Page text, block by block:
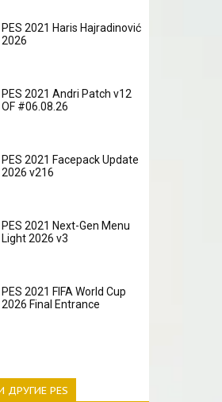
PES 2021 Haris Hajradinović
2026
PES 2021 Andri Patch v12
OF #06.08.26
PES 2021 Facepack Update
2026 v216
PES 2021 Next-Gen Menu
Light 2026 v3
PES 2021 FIFA World Cup
2026 Final Entrance
ДРУГИЕ PES